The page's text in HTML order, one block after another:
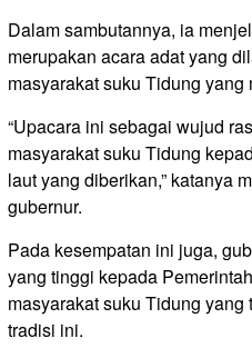
Dalam sambutannya, ia
merupakan acara adat yang
masyarakat suku Tidung yang
“Upacara ini sebagai wujud
masyarakat suku Tidung
laut yang diberikan,” katanya
gubernur.
Pada kesempatan ini juga,
yang tinggi kepada
masyarakat suku Tidung
tradisi ini.